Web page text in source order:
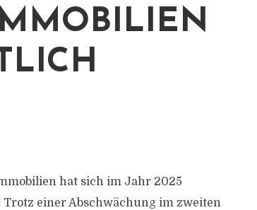
hat sich im Jahr 2025
einer Abschwächung im zweiten